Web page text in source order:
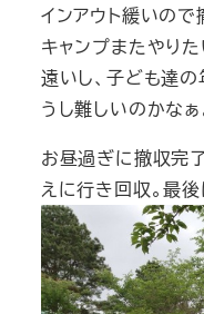
インアウト緩いので
キャンプまたやり
遠いし、子ども達
うし難しいのかなぁ。
お昼過ぎに撤収完
えに行き回収。最